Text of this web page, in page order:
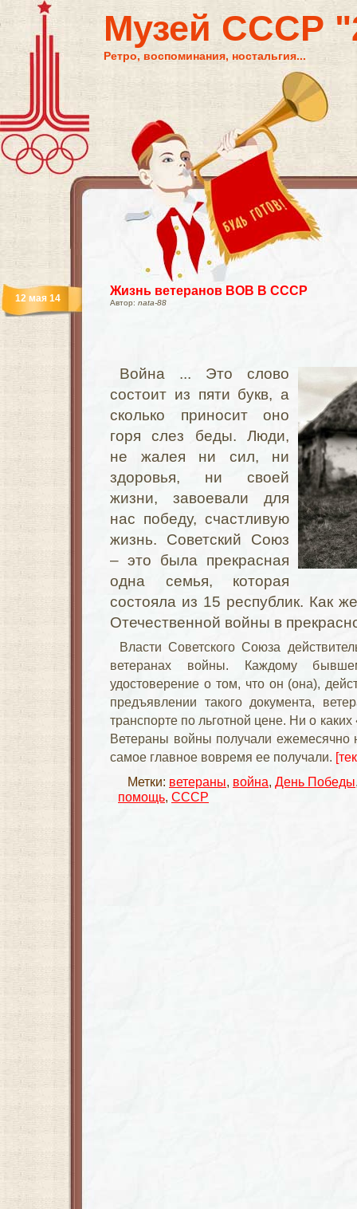
Музей СССР
Ретро, воспоминания, ностальгия...
Жизнь ветеранов ВОВ В СССР
Автор: nata-88
12 мая 14
Война ... Это слово
состоит из пяти букв, а
сколько приносит оно
горя слез беды. Люди,
не жалея ни сил, ни
здоровья, ни своей
жизни, завоевали для
нас победу, счастливую
жизнь. Советский Союз
– это была прекрасная
одна семья, которая
состояла из 15 республик. Как
Отечественной войны в
Власти Советского Союза
ветеранах войны. Каждому
удостоверение о том, что он (она),
предъявлении такого документа,
транспорте по льготной цене. Ни о
Ветераны войны получали ежемесячно
самое главное вовремя ее получали.
Метки: ветераны, война, День Победы
помощь, СССР